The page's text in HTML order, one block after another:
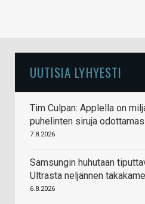
HAKU
UUTISIA LYHYESTI
Tim Culpan: Applella on
puhelinten siruja
7.8.2026
Samsungin huhutaan
Ultrasta neljännen
6.8.2026